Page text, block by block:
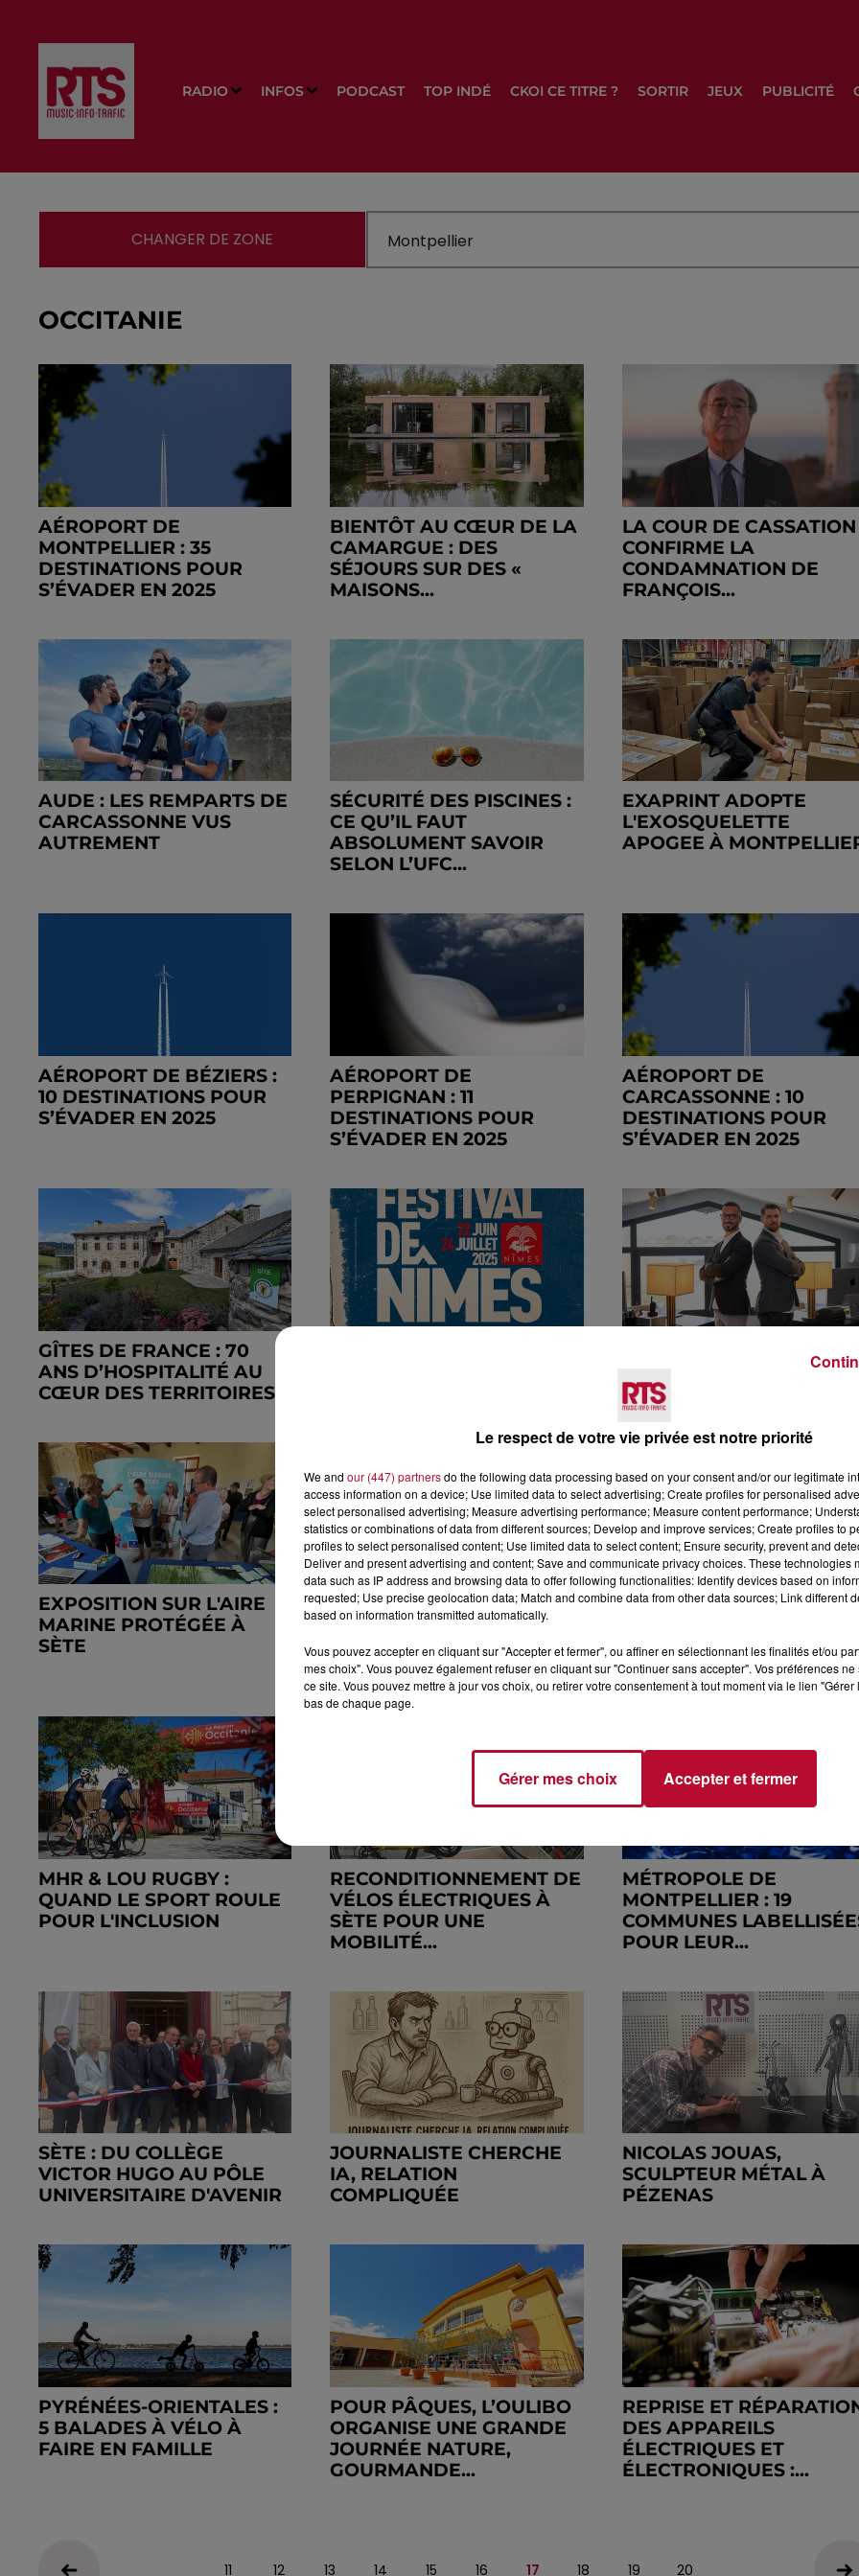
RADIO INFOS PODCAST TOP INDÉ CKOI CE TITRE ? SORTIR JEUX PUBLICITÉ
CHANGER DE ZONE
OCCITANIE
AÉROPORT DE
MONTPELLIER : 35
DESTINATIONS POUR
S’ÉVADER EN 2025
BIENTÔT AU CŒUR DE LA
CAMARGUE : DES
SÉJOURS SUR DES «
MAISONS...
LA COUR DE CASSATION
CONFIRME LA
CONDAMNATION DE
FRANÇOIS...
AUDE : LES REMPARTS DE
CARCASSONNE VUS
AUTREMENT
SÉCURITÉ DES PISCINES :
CE QU’IL FAUT
ABSOLUMENT SAVOIR
SELON L’UFC...
EXAPRINT ADOPTE
L'EXOSQUELETTE
APOGEE À
AÉROPORT DE BÉZIERS :
10 DESTINATIONS POUR
S’ÉVADER EN 2025
AÉROPORT DE
PERPIGNAN : 11
DESTINATIONS POUR
S’ÉVADER EN 2025
AÉROPORT DE
CARCASSONNE : 10
DESTINATIONS POUR
S’ÉVADER EN 2025
GÎTES DE FRANCE : 70
ANS D’HOSPITALITÉ AU
CŒUR DES TERRITOIRES
FEU AU BUSINESS
EXPOSITION SUR L'AIRE
MARINE PROTÉGÉE À
SÈTE
CRÈMES SOLAIRES :
COMMENT BIEN CHOISIR
SA PROTECTION À
L'APPROCHE...
DE L’ANTIQUITÉ À
CHOCOLAT DE PÂQUES
MHR & LOU RUGBY :
QUAND LE SPORT ROULE
POUR L'INCLUSION
RECONDITIONNEMENT DE
VÉLOS ÉLECTRIQUES À
SÈTE POUR UNE
MOBILITÉ...
MÉTROPOLE DE
MONTPELLIER : 19
COMMUNES
POUR LEUR...
SÈTE : DU COLLÈGE
VICTOR HUGO AU PÔLE
UNIVERSITAIRE D'AVENIR
JOURNALISTE CHERCHE
IA, RELATION
COMPLIQUÉE
NICOLAS JOUAS,
SCULPTEUR MÉTAL À
PÉZENAS
PYRÉNÉES-ORIENTALES :
5 BALADES À VÉLO À
FAIRE EN FAMILLE
POUR PÂQUES, L’OULIBO
ORGANISE UNE GRANDE
JOURNÉE NATURE,
GOURMANDE...
REPRISE ET
DES APPAREILS
ÉLECTRIQUES ET
ÉLECTRONIQUES :...
11 12 13 14 15 16 17 18 19 20
Le respect de votre vie privée est notre priorité
We and our (447) partnersdo the following data processing based on your consent and/or our legitimate
access information on a device; Use limited data to select advertising; Create profiles for personalised
select personalised advertising; Measure advertising performance; Measure content performance;
statistics or combinations of data from different sources; Develop and improve services; Create profiles to
profiles to select personalised content; Use limited data to select content; Ensure security, prevent and
Deliver and present advertising and content; Save and communicate privacy choices. These technologies
data such as IP address and browsing data to offer following functionalities: Identify devices based on
requested; Use precise geolocation data; Match and combine data from other data sources; Link different
based on information transmitted automatically.
Vous pouvez accepter en cliquant sur "Accepter et fermer", ou affiner en sélectionnant les finalités et/ou
mes choix". Vous pouvez également refuser en cliquant sur "Continuer sans accepter". Vos préférences
ce site. Vous pouvez mettre à jour vos choix, ou retirer votre consentement à tout moment via le lien
bas de chaque page.
Gérer mes choix Accepter et fermer